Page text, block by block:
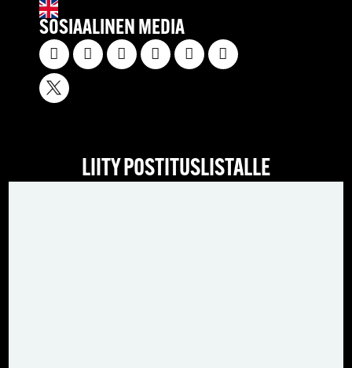
SOSIAALINEN MEDIA
LIITY POSTITUSLISTALLE